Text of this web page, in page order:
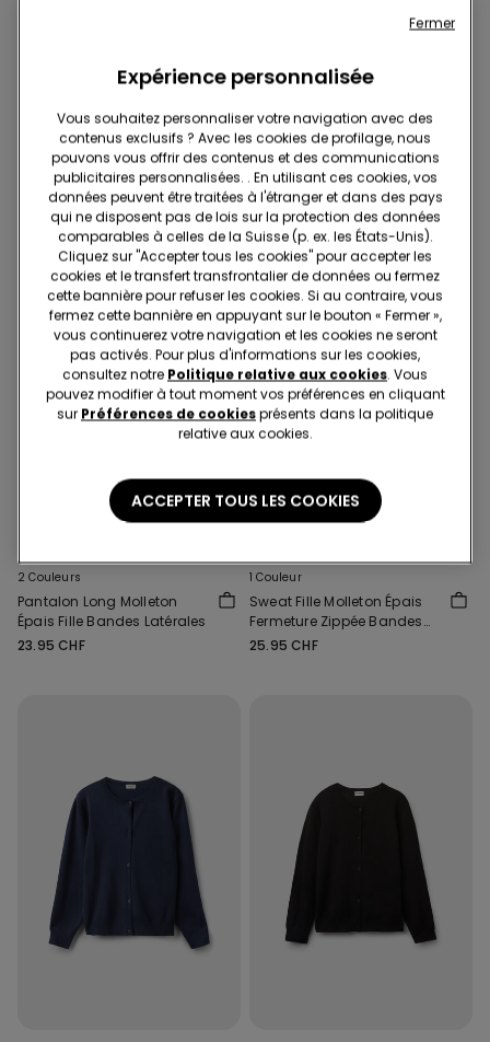
Pantalon Évasé Fille Coton
Thermique
19.95 CHF
Pantalon Long Molleton
Épais Fille Bandes Latérales
23.95 CHF
2 Couleurs
Pantalon Long Molleton
Épais Fille Bandes Latérales
23.95 CHF
1 Couleur
Sweat Fille Molleton Épais
Fermeture Zippée Bandes
Latérales
25.95 CHF
Expérience personnalisée
Vous souhaitez personnaliser votre navigation avec des
contenus exclusifs ? Avec les cookies de profilage, nous
pouvons vous offrir des contenus et des communications
publicitaires personnalisées. . En utilisant ces cookies, vos
données peuvent être traitées à l'étranger et dans des pays
qui ne disposent pas de lois sur la protection des données
comparables à celles de la Suisse (p. ex. les États-Unis).
Cliquez sur "Accepter tous les cookies" pour accepter les
cookies et le transfert transfrontalier de données ou fermez
cette bannière pour refuser les cookies. Si au contraire, vous
fermez cette bannière en appuyant sur le bouton « Fermer »,
vous continuerez votre navigation et les cookies ne seront
pas activés. Pour plus d'informations sur les cookies,
consultez notre Politique relative aux cookies. Vous
pouvez modifier à tout moment vos préférences en cliquant
sur Préférences de cookiesprésents dans la politique
relative aux cookies.
ACCEPTER TOUS LES COOKIES
Fermer